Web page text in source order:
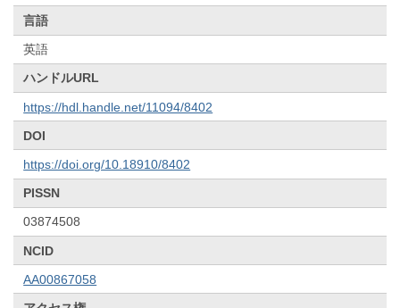
言語
英語
ハンドルURL
https://hdl.handle.net/11094/8402
DOI
https://doi.org/10.18910/8402
PISSN
03874508
NCID
AA00867058